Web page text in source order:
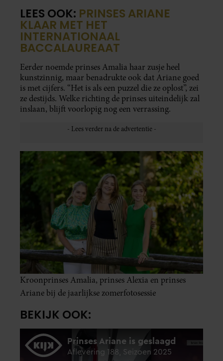
LEES OOK: PRINSES ARIANE
KLAAR MET HET
INTERNATIONAAL
BACCALAUREAAT
Eerder noemde prinses Amalia haar zusje heel
kunstzinnig, maar benadrukte ook dat Ariane goed
is met cijfers. “Het is als een puzzel die ze oplost”, zei
ze destijds. Welke richting de prinses uiteindelijk zal
inslaan, blijft voorlopig nog een verrassing.
Kroonprinses Amalia, prinses Alexia en prinses
Ariane bij de jaarlijkse zomerfotosessie
BEKIJK OOK: